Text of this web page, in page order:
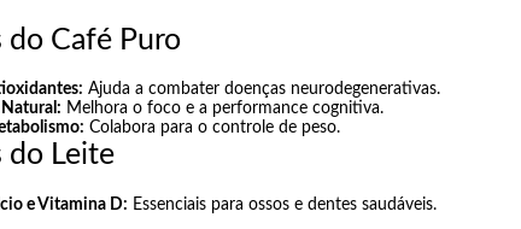
do Café Puro
Ajuda a combater doenças neurodegenerativas.
Melhora o foco e a performance cognitiva.
Colabora para o controle de peso.
do Leite
e Vitamina D: Essenciais para ossos e dentes saudáveis.